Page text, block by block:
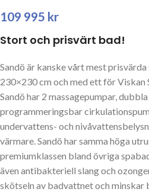
109 995 kr
Stort och prisvärt bad!
Sandö är kanske vårt mest
230×230 cm och med ett för Viskan
Sandö har 2 massagepumpar,
programmeringsbar
undervattens- och
värmare. Sandö har samma höga
premiumklassen bland övriga
även antibakteriell slang och
skötseln av badvattnet och minskar